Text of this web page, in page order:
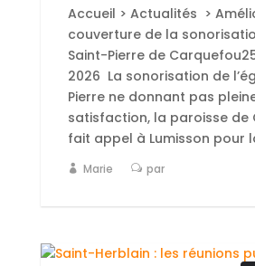
Accueil > Actualités >
couverture de la
Saint-Pierre de
2026 La sonorisation de
Pierre ne donnant pas
satisfaction, la paroisse de
fait appel à Lumisson pour
Marie par